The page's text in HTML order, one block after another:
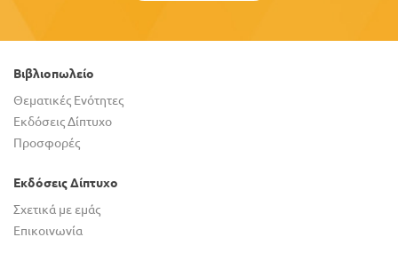
Βιβλιοπωλείο
Θεματικές Ενότητες
Εκδόσεις Δίπτυχο
Προσφορές
Εκδόσεις Δίπτυχο
Σχετικά με εμάς
Επικοινωνία